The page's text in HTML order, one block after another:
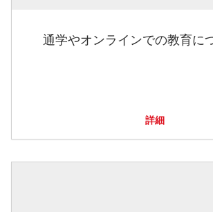
通学やオンラインでの教育に
詳細